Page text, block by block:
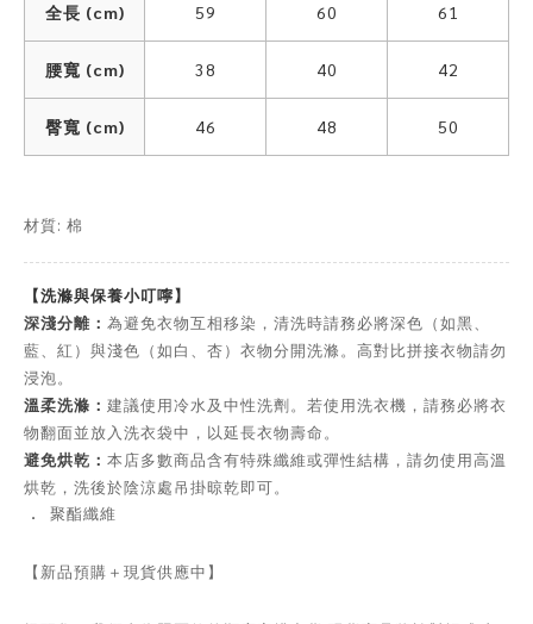
全長 (cm) 59 60 61
腰寬 (cm) 38 40 42
臀寬 (cm) 46 48 50
材質: 棉
【洗滌與保養小叮嚀】
深淺分離： 為避免衣物互相移染，清洗時請務必將深色（如黑、
藍、紅）與淺色（如白、杏）衣物分開洗滌。高對比拼接衣物請勿
浸泡。
溫柔洗滌： 建議使用冷水及中性洗劑。若使用洗衣機，請務必將衣
物翻面並放入洗衣袋中，以延長衣物壽命。
避免烘乾： 本店多數商品含有特殊纖維或彈性結構，請勿使用高溫
烘乾，洗後於陰涼處吊掛晾乾即可。
． 聚酯纖維
【新品預購＋現貨供應中】